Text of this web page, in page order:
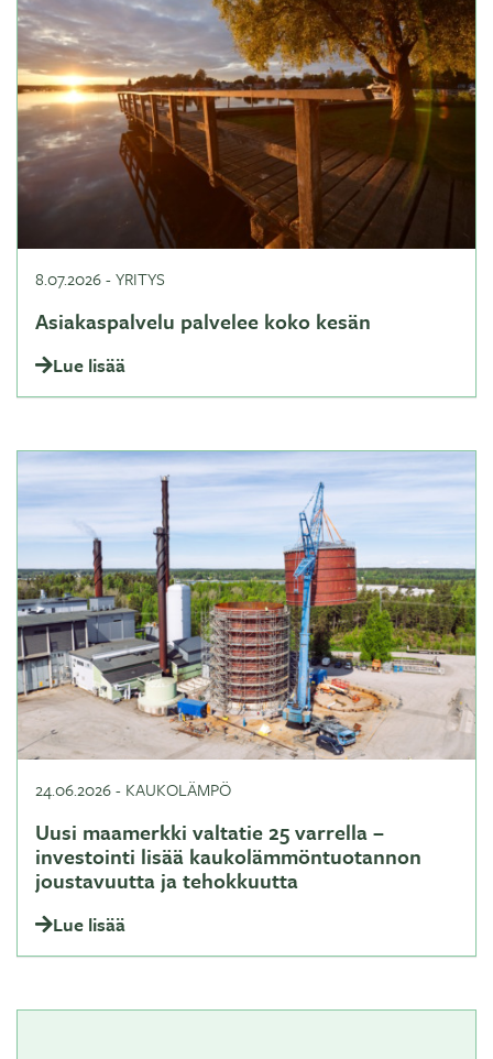
8.07.2026-YRITYS
Asiakaspalvelu palvelee koko kesän
Lue lisää
24.06.2026- KAUKOLÄMPÖ
Uusi maamerkki valtatie 25 varrella –
investointi lisää kaukolämmöntuotannon
joustavuutta ja tehokkuutta
Lue lisää